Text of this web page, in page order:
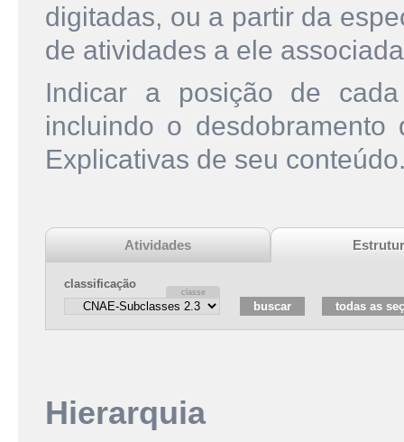
digitadas, ou a partir da
de atividades a ele
Indicar a posição de
incluindo o
Explicativas de seu
Atividades
classificação
Hierarquia